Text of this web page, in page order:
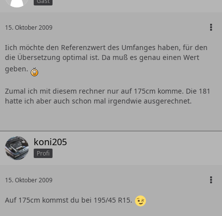
15. Oktober 2009
Iich möchte den Referenzwert des Umfanges haben, für den
die Übersetzung optimal ist. Da muß es genau einen Wert
geben.
Zumal ich mit diesem rechner nur auf 175cm komme. Die 181
hatte ich aber auch schon mal irgendwie ausgerechnet.
koni205
Profi
15. Oktober 2009
Auf 175cm kommst du bei 195/45 R15.